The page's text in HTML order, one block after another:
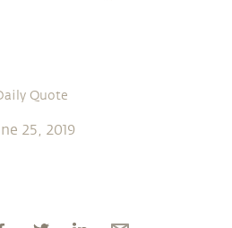
Quote
25, 2019